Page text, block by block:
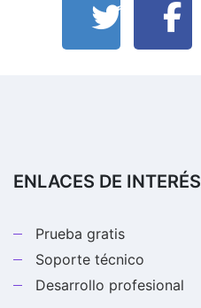
ENLACES DE INTERÉS
Prueba gratis
Soporte técnico
Desarrollo profesional